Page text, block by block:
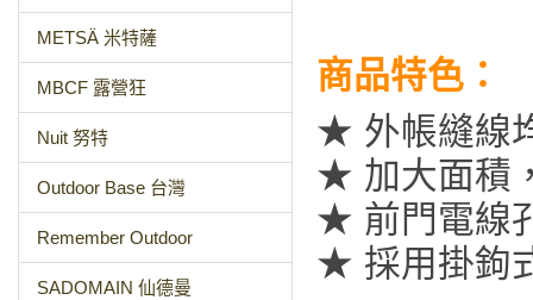
METSÄ 米特薩
MBCF 露營狂
Nuit 努特
Outdoor Base 台灣
Remember Outdoor
SADOMAIN 仙德曼
商品特色：
★ 外帳縫線
★ 加大面積
★ 前門電線
★ 採用掛鉤